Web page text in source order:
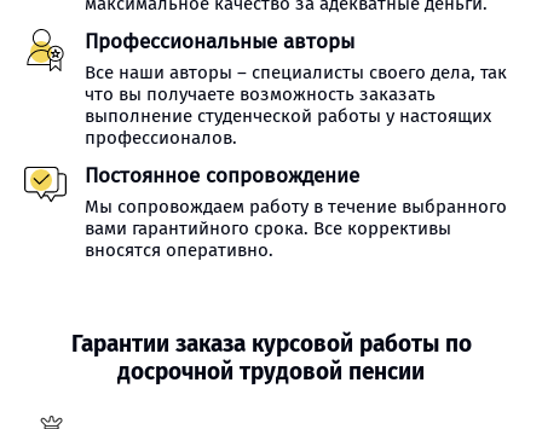
Профессиональные авторы
Все наши авторы – специалисты своего дела, так
что вы получаете возможность заказать
выполнение студенческой работы у настоящих
профессионалов.
Постоянное сопровождение
Мы сопровождаем работу в течение выбранного
вами гарантийного срока. Все коррективы
вносятся оперативно.
Гарантии заказа курсовой работы по
досрочной трудовой пенсии